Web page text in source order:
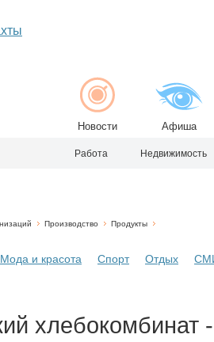
Новости Афиша
Работа Недвижимость
Производство Продукты
Мода и красота Спорт Отдых
хлебокомбинат